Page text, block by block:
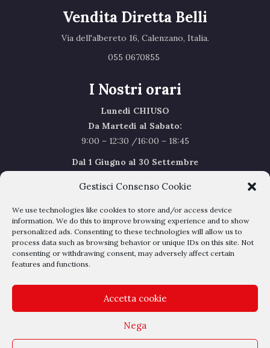
Gestisci Consenso Cookie
We use technologies like cookies to store and/or access device
information. We do this to improve browsing experience and to show
personalized ads. Consenting to these technologies will allow us to
process data such as browsing behavior or unique IDs on this site. Not
consenting or withdrawing consent, may adversely affect certain
features and functions.
Accetta cookie
Nega
Vendita Diretta Belli
Via dell'albereto 16, Calenzano, Italia.‎
055 0670855 ‎
I Nostri orari
Lunedì CHIUSO
Da Martedi al Sabato:
9:00 – 12:30 /16:00 – 18:45
Dal 1 Giugno al 30 Settembre
Sabato Agosto Chiusi
I chiusi per Ferie dal 1 al 24Agosto
Privacy Policy–Cookie Policy